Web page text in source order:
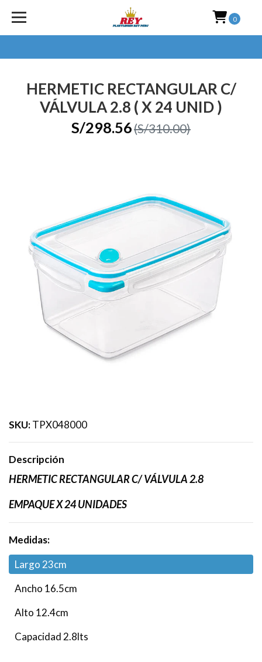
0
HERMETIC RECTANGULAR C/
VÁLVULA 2.8 ( X 24 UNID )
S/298.56(S/310.00)
SKU:TPX048000
Descripción
HERMETIC RECTANGULAR C/ VÁLVULA 2.8
EMPAQUE X 24 UNIDADES
Medidas:
Largo 23cm
Ancho 16.5cm
Alto 12.4cm
Capacidad 2.8lts